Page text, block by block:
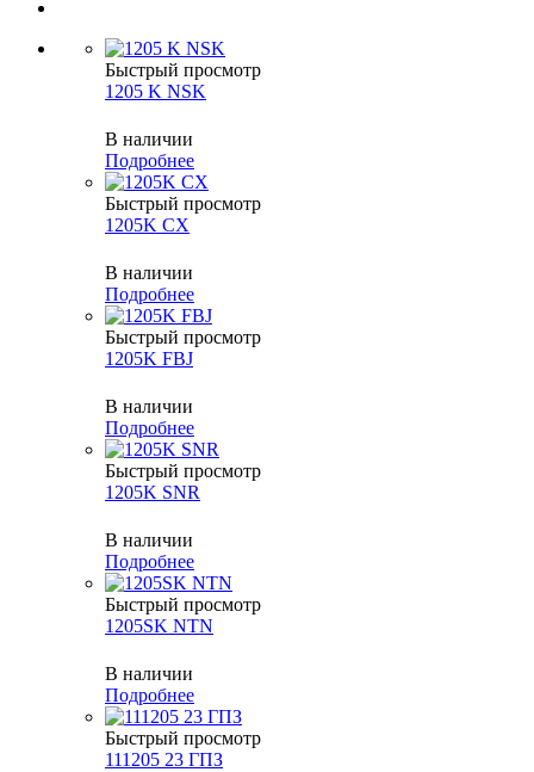
Быстрый просмотр
1205 K NSK
В наличии
Подробнее
Быстрый просмотр
1205K CX
В наличии
Подробнее
Быстрый просмотр
1205K FBJ
В наличии
Подробнее
Быстрый просмотр
1205K SNR
В наличии
Подробнее
Быстрый просмотр
1205SK NTN
В наличии
Подробнее
Быстрый просмотр
111205 23 ГПЗ